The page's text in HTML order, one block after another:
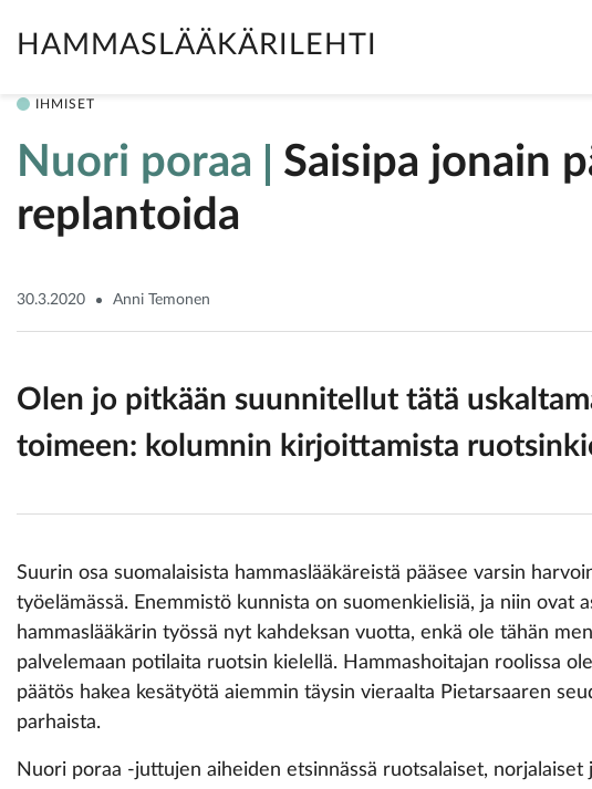
HAMMASLÄÄKÄRILEHTI
IHMISET
Nuori poraa
Saisipa jonain
replantoida
30.3.2020 Anni Temonen
Olen jo pitkään suunnitellut tätä
toimeen: kolumnin kirjoittamista
Suurin osa suomalaisista hammaslääkäreistä pääsee varsin
työelämässä. Enemmistö kunnista on suomenkielisiä, ja niin ovat
hammaslääkärin työssä nyt kahdeksan vuotta, enkä ole tähän
palvelemaan potilaita ruotsin kielellä. Hammashoitajan roolissa
päätös hakea kesätyötä aiemmin täysin vieraalta Pietarsaaren
parhaista.
Nuori poraa -juttujen aiheiden etsinnässä ruotsalaiset, norjalaiset